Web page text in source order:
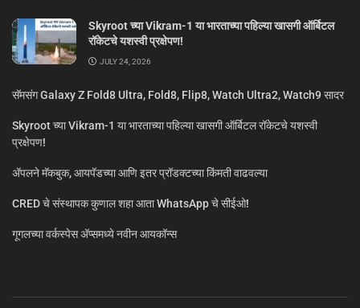
Skyroot च्या Vikram-1 या भारताच्या पहिल्या खासगी ऑर्बिटल
रॉकेटचे यशस्वी प्रक्षेपण!
JULY 24, 2026
सॅमसंग Galaxy Z Fold8 Ultra, Fold8, Flip8, Watch Ultra2, Watch9 सादर
Skyroot च्या Vikram-1 या भारताच्या पहिल्या खासगी ऑर्बिटल रॉकेटचे यशस्वी
प्रक्षेपण!
ॲपलने मॅकबुक, आयपॅडच्या आणि इतर प्रॉडक्टच्या किंमती वाढवल्या
CRED चे संस्थापक कुणाल शहा आता WhatsApp चे सीईओ!
गूगलच्या वर्कस्पेस अ‍ॅप्समध्ये नवीन आयकॉन्स